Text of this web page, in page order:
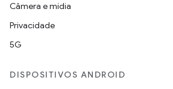
Câmera e mídia
Privacidade
5G
DISPOSITIVOS ANDROID